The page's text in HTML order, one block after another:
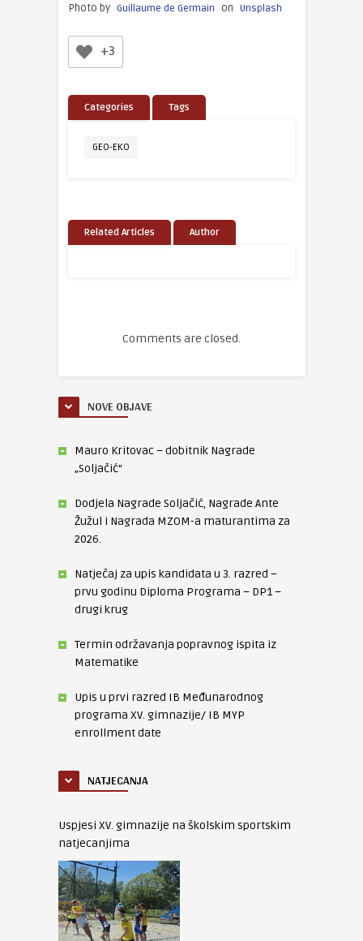
Photo by Guillaume de Germain on Unsplash
+3
Categories Tags
GEO-EKO
Related Articles Author
Comments are closed.
NOVE OBJAVE
Mauro Kritovac – dobitnik Nagrade
„Soljačić“
Dodjela Nagrade Soljačić, Nagrade Ante
Žužul i Nagrada MZOM-a maturantima za
2026.
Natječaj za upis kandidata u 3. razred –
prvu godinu Diploma Programa – DP1 –
drugi krug
Termin održavanja popravnog ispita iz
Matematike
Upis u prvi razred IB Međunarodnog
programa XV. gimnazije/ IB MYP
enrollment date
NATJECANJA
Uspjesi XV. gimnazije na školskim sportskim
natjecanjima